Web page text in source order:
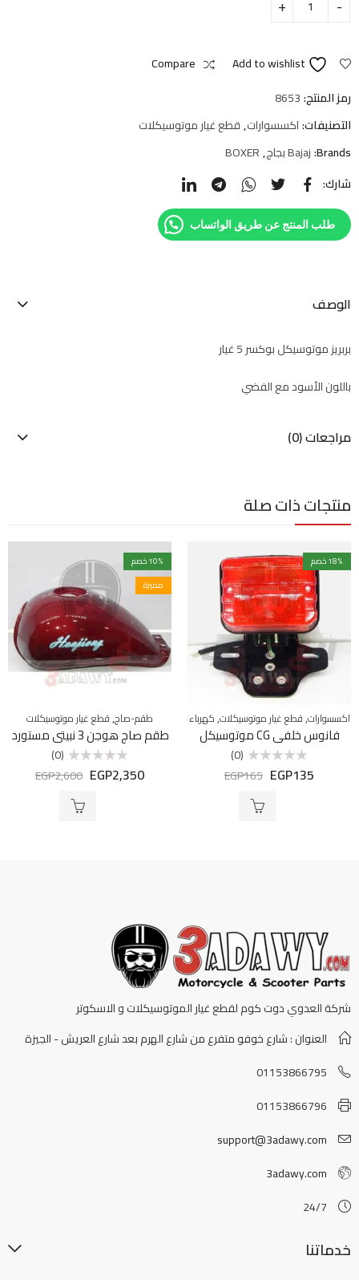
Add to wishlist
Compare
رمز المنتج:8653
التصنيفات:اكسسوارات,قطع غيار موتوسيكلات
Brands: Bajaj بجاج ,
BOXER
شارك:
طلب المنتج عن طريق الواتساب
الوصف
بربريز موتوسيكل بوكسر 5 غيار
باللون الأسود مع الفضي
مراجعات (0)
منتجات ذات صلة
18% خصم
اكسسوارات,قطع غيار موتوسيكلات,كهرباء
فانوس خلفي CG موتوسيكل
التقييم
(0)
EGP135
EGP165
10% خصم
مميزة
طقم-صاج,قطع غيار موتوسيكلات
طقم صاج هوجن 3 نبيتى مستورد
التقييم
(0)
EGP2,350
EGP2,600
شركة العدوي دوت كوم لقطع غيار الموتوسيكلات و الاسكوتر
العنوان : شارع خوفو متفرع من شارع الهرم بعد شارع العريش - الجيزة
01153866795
01153866796
support@3adawy.com
3adawy.com
24/7
خدماتنا